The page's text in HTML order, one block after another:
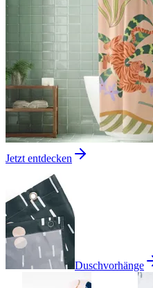
Jetzt entdecken
Duschvorhänge